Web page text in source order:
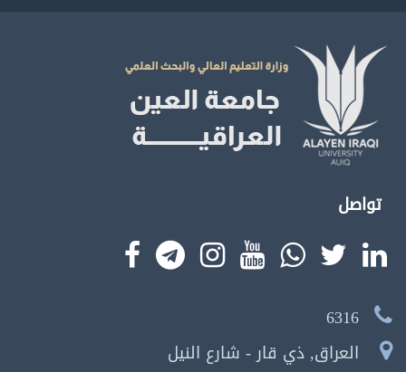
تواصل
6316
العراق, ذي قار - شارع النيل